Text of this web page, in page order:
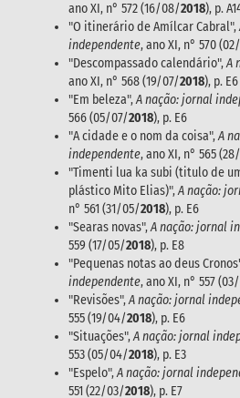
ano XI, n° 572 (16/08/2018), p.
"O itinerário de Amílcar Cabral",
independente, ano XI, n° 570
"Descompassado calendário",A
ano XI, n° 568 (19/07/2018), p. E6
"Em beleza",A nação: jornal
566 (05/07/2018), p. E6
"A cidade e o nom da coisa",A
independente, ano XI, n° 565
"Timenti lua ka subi (titulo de
plástico Mito Elias)",A nação:
n° 561 (31/05/2018), p. E6
"Searas novas",A nação: jornal
559 (17/05/2018), p. E8
"Pequenas notas ao deus
independente, ano XI, n° 557
"Revisões",A nação: jornal
555 (19/04/2018), p. E6
"Situações",A nação: jornal
553 (05/04/2018), p. E3
"Espelo",A nação: jornal
551 (22/03/2018), p. E7